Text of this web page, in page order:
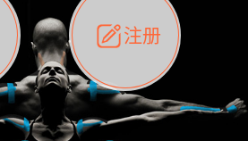
关节的半月板贴布张力用的100%，但自始至终
它都很坚强的贴着，没有出现过任何瘙痒的迹
象。不同的条件下，同一个身体，不同的部位
皮肤的敏感度也有不同。因此我们KINESIO要做
的，是在研发生产过程中竭尽全力的降低致敏
性，减少贴布本身带来的致敏率。那到底是什
么原因引起的过敏瘙痒呢？我整理了以下内容
仅供大家参考，希望能给予大家帮助。首先我
了适合居住的环境。 在现代医学上，这种细胞
因子是一种酶的观点往往被否定，但在体内有
有毒细菌和无毒细菌，它们起着保持身体平衡
的作用。 Kinesio肌内效贴不像药物那样在短时
间内表现出症状，而是通过花费时间创造一个
对身体没有伤害（副作用等）的环境来减轻症
状。 但是，由于营养、精神、运动的平衡被破
筋膜，对关节进行非常轻柔的刺激，增加患部
的治疗区域。 snowflake“雪花”贴布不会妨碍皮
肤上下左右运动，有效的辅助修复关节周围组
织的筋膜。它可以作用于关节或肌肉表面，释
放压力，刺激深层筋膜。“雪花”贴扎疗法是一
种可以改变肌肉、筋膜和间质液之间自然流动
关系的方法。 间质液间质被称为人体的新器
注册